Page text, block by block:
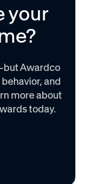
your
Awardco
and
more about
today.